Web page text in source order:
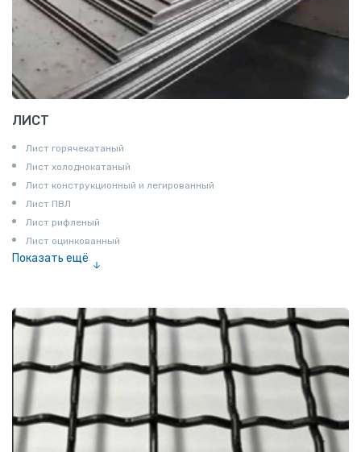
ЛИСТ
Лист горячекатаный
Лист холоднокатаный
Лист конструкционный и легированный
Лист ПВЛ
Лист рифленый
Лист оцинкованный
Показать ещё